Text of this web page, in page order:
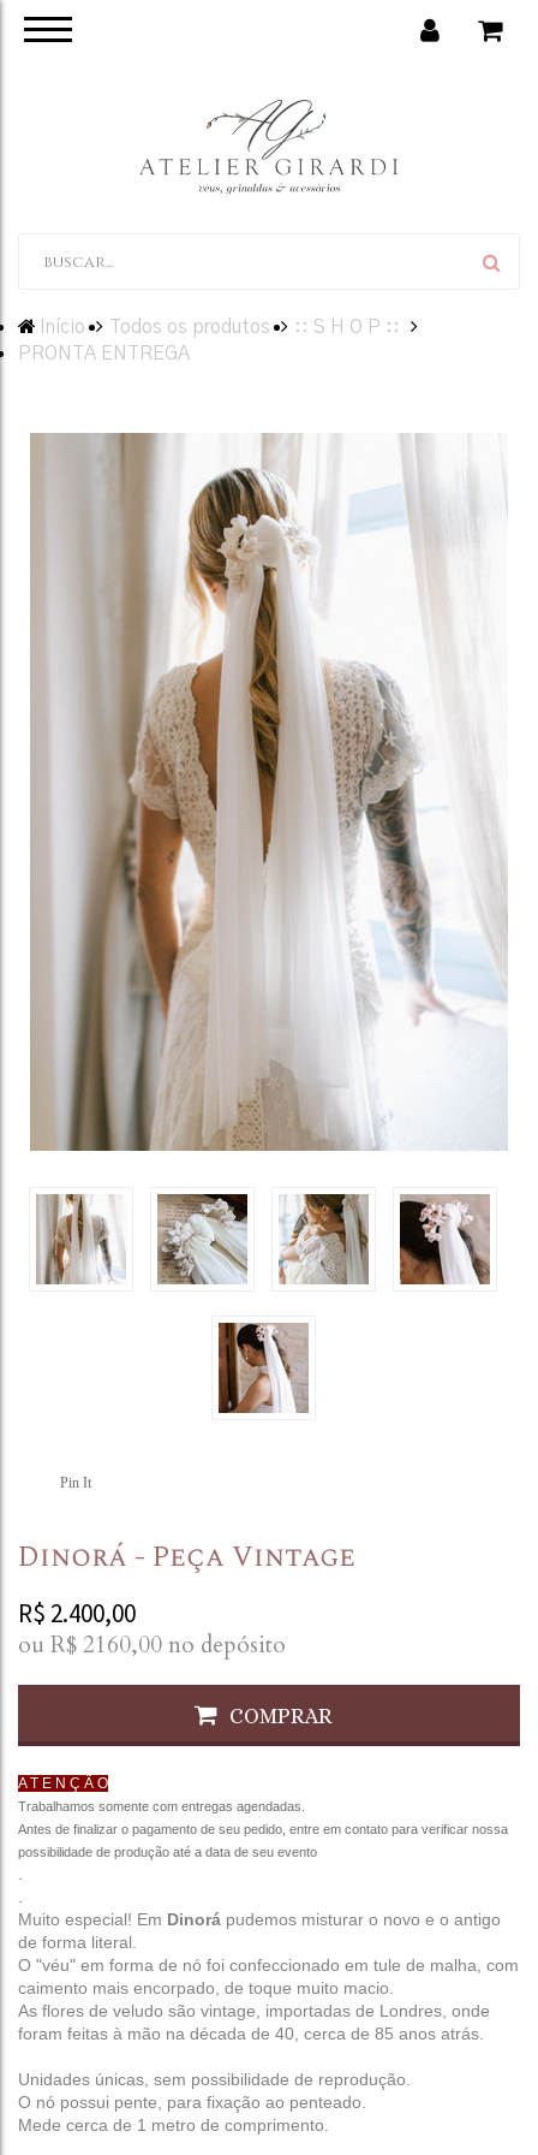
Início Todos os produtos
:: S H O P ::
PRONTA ENTREGA
Pin It
Dinorá - Peça Vintage
R$ 2.400,00
ou R$ 2160,00 no depósito
COMPRAR
A T E N Ç Ã O
Trabalhamos somente com entregas agendadas.
Antes de finalizar o pagamento de seu pedido, entre em contato para verificar nossa
possibilidade de produção até a data de seu evento
Muito especial! Em Dinorá pudemos misturar o novo e o antigo
de forma literal.
O "véu" em forma de nó foi confeccionado em tule de malha, com
caimento mais encorpado, de toque muito macio.
As flores de veludo são vintage, importadas de Londres, onde
foram feitas à mão na década de 40, cerca de 85 anos atrás.
Unidades únicas, sem possibilidade de reprodução.
O nó possui pente, para fixação ao penteado.
Mede cerca de 1 metro de comprimento.